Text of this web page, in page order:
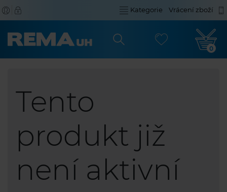
Kategorie Vrácení zboží
0
Tento
produkt již
není aktivní